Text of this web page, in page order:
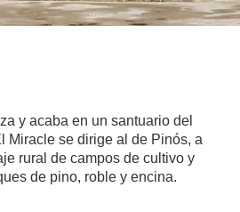
y acaba en un santuario del
Miracle se dirige al de Pinós, a
rural de campos de cultivo y
de pino, roble y encina.